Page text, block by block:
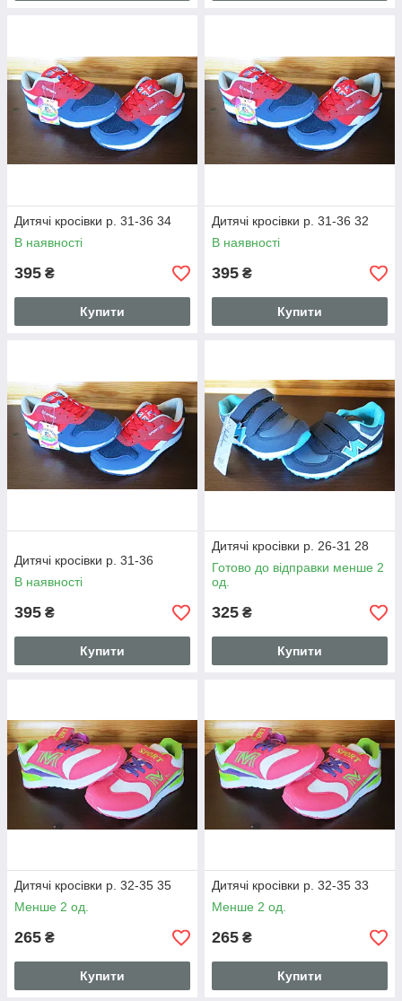
Дитячі кросівки р. 31-36 34
В наявності
395 ₴
Купити
Дитячі кросівки р. 31-36 32
В наявності
395 ₴
Купити
Дитячі кросівки р. 31-36
В наявності
395 ₴
Купити
Дитячі кросівки р. 26-31 28
Готово до відправки менше 2
од.
325 ₴
Купити
Дитячі кросівки р. 32-35 35
Менше 2 од.
265 ₴
Купити
Дитячі кросівки р. 32-35 33
Менше 2 од.
265 ₴
Купити